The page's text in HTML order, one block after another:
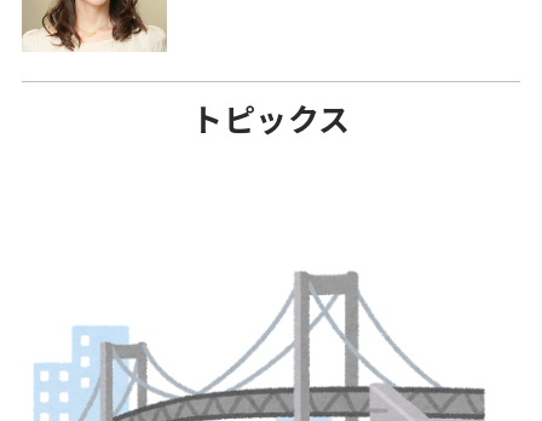
トピックス
TOPICS